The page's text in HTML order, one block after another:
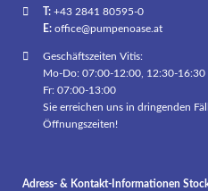
T:+43 2841 80595-0
E: office@pumpenoase.at
Geschäftszeiten Vitis:
Mo-Do: 07:00-12:00, 12:30-16:30
Fr: 07:00-13:00
Sie erreichen uns in dringenden
Öffnungszeiten!
Adress- & Kontakt-Informationen